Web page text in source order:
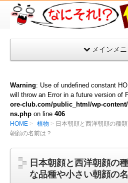
な
そ
部
メインメニ
Warning: Use of undefined constant
will throw an Error in a future version of
ore-club.com/public_html/wp-
ns.php on line 406
HOME 植物
日本朝顔と西洋朝顔の種
朝顔の名前は？
日本朝顔と西洋朝顔の
な品種や小さい朝顔の